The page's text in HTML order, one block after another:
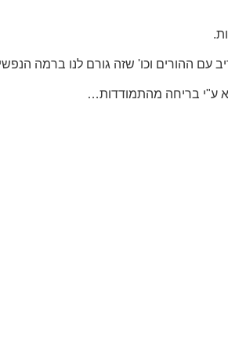
עם ההורים וכו' שזה גורם לנו ברמה
ע"י בריחה מהתמודדות…